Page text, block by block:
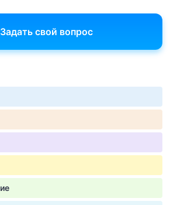
Задать свой вопрос